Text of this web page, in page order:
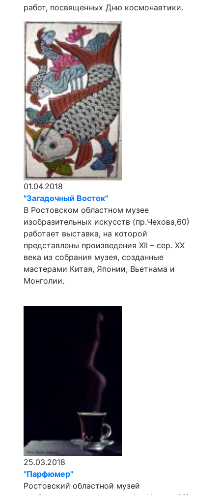
работ, посвященных Дню космонавтики.
01.04.2018
"Загадочный Восток"
В Ростовском областном музее
изобразительных искусств (пр.Чехова,60)
работает выставка, на которой
представлены произведения XII – сер. XX
века из собрания музея, созданные
мастерами Китая, Японии, Вьетнама и
Монголии.
25.03.2018
"Парфюмер"
Ростовский областной музей